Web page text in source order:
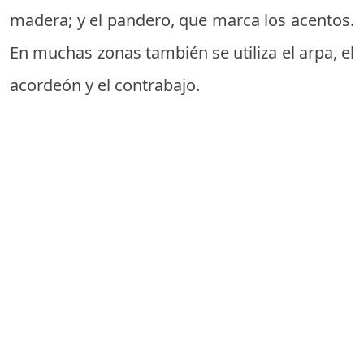
madera; y el pandero, que marca los acentos.
En muchas zonas también se utiliza el arpa, el
acordeón y el contrabajo.